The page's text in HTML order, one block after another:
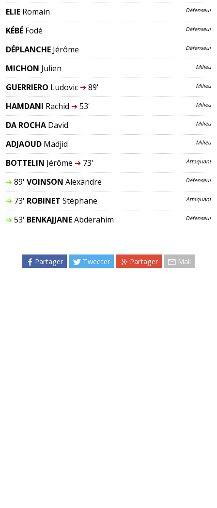
ELIE Romain Défenseur
KÉBÉ Fodé Défenseur
DÉPLANCHE Jérôme Défenseur
MICHON Julien Milieu
GUERRIERO Ludovic ➔89' Milieu
HAMDANI Rachid ➔53' Milieu
DA ROCHA David Milieu
ADJAOUD Madjid Milieu
BOTTELIN Jérôme ➔73' Attaquant
➔89' VOINSON Alexandre Défenseur
➔73' ROBINET Stéphane Attaquant
➔53' BENKAJJANEAbderahim Défenseur
Partager Tweeter Partager Mail